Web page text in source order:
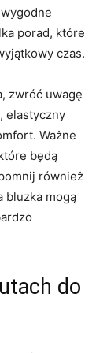
porad, które
⁤czas.
zwróć uwagę
elastyczny
⁤Ważne
będą
również
bluzka mogą
do